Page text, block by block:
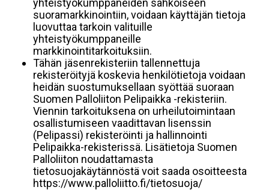
yhteistyökumppaneiden sähköiseen
suoramarkkinointiin, voidaan käyttäjän tietoja
luovuttaa tarkoin valituille
yhteistyökumppaneille
markkinointitarkoituksiin.
Tähän jäsenrekisteriin tallennettuja
rekisteröityjä koskevia henkilötietoja voidaan
heidän suostumuksellaan syöttää suoraan
Suomen Palloliiton Pelipaikka -rekisteriin.
Viennin tarkoituksena on urheilutoimintaan
osallistumiseen vaadittavan lisenssin
(Pelipassi) rekisteröinti ja hallinnointi
Pelipaikka-rekisterissä. Lisätietoja Suomen
Palloliiton noudattamasta
tietosuojakäytännöstä voit saada osoitteesta
https://www.palloliitto.fi/tietosuoja/